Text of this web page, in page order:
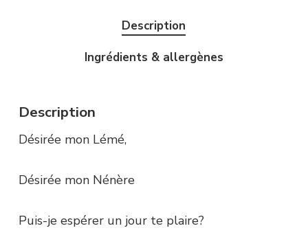
Description
Ingrédients & allergènes
Description
Désirée mon Lémé,
Désirée mon Nénère
Puis-je espérer un jour te plaire?